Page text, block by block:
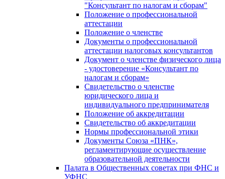
"Консультант по налогам и сборам"
Положение о профессиональной
аттестации
Положение о членстве
Документы о профессиональной
аттестации налоговых консультантов
Документ о членстве физического лица
- удостоверение «Консультант по
налогам и сборам»
Свидетельство о членстве
юридического лица и
индивидуального предпринимателя
Положение об аккредитации
Свидетельство об аккредитации
Нормы профессиональной этики
Документы Союза «ПНК»,
регламентирующие осуществление
образовательной деятельности
Палата в Общественных советах при ФНС и
УФНС